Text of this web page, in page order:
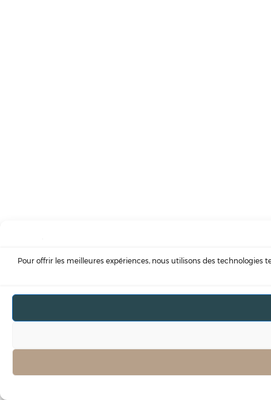
Pour offrir les meilleures expériences, nous utilisons des